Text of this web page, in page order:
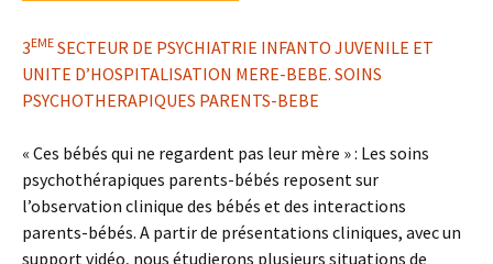
3EME SECTEUR DE PSYCHIATRIE INFANTO JUVENILE ET
UNITE D’HOSPITALISATION MERE-BEBE. SOINS
PSYCHOTHERAPIQUES PARENTS-BEBE
« Ces bébés qui ne regardent pas leur mère » : Les soins
psychothérapiques parents-bébés reposent sur
l’observation clinique des bébés et des interactions
parents-bébés. A partir de présentations cliniques, avec un
support vidéo, nous étudierons plusieurs situations de